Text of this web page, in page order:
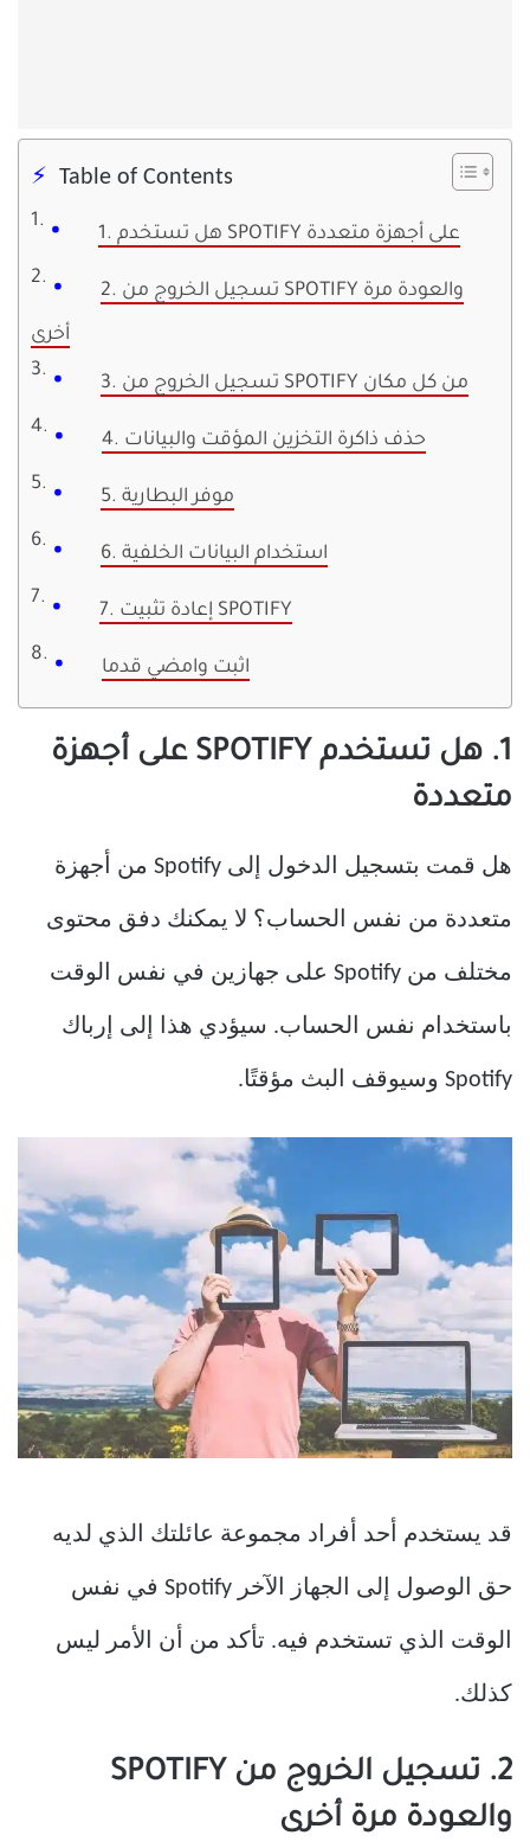
Table of Contents
1. هل تستخدم SPOTIFY على أجهزة متعددة
2. تسجيل الخروج من SPOTIFY والعودة مرة
أخرى
3. تسجيل الخروج من SPOTIFY من كل مكان
4. حذف ذاكرة التخزين المؤقت والبيانات
5. موفر البطارية
6. استخدام البيانات الخلفية
7. إعادة تثبيت SPOTIFY
اثبت وامضي قدما
1. هل تستخدم SPOTIFY على أجهزة
متعددة
هل قمت بتسجيل الدخول إلى Spotify من أجهزة
متعددة من نفس الحساب؟ لا يمكنك دفق محتوى
مختلف من Spotify على جهازين في نفس الوقت
باستخدام نفس الحساب. سيؤدي هذا إلى إرباك
Spotify وسيوقف البث مؤقتًا.
قد يستخدم أحد أفراد مجموعة عائلتك الذي لديه
حق الوصول إلى الجهاز الآخر Spotify في نفس
الوقت الذي تستخدم فيه. تأكد من أن الأمر ليس
كذلك.
2. تسجيل الخروج من SPOTIFY
والعودة مرة أخرى